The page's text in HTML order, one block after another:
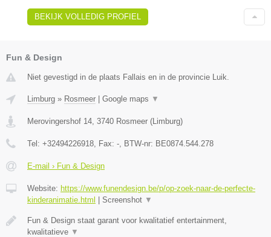
BEKIJK VOLLEDIG PROFIEL
Fun & Design
Niet gevestigd in de plaats Fallais en in de provincie Luik.
Limburg » Rosmeer | Google maps ▼
Merovingershof 14 3740 Rosmeer (Limburg)
Tel: +32494226918 , Fax: - , BTW-nr: BE0874.544.278
E-mail › Fun & Design
Website: https://www.funendesign.be/p/op-zoek-naar-de-perfecte-
kinderanimatie.html | Screenshot ▼
Fun & Design staat garant voor kwalitatief entertainment,
kwalitatieve ▼